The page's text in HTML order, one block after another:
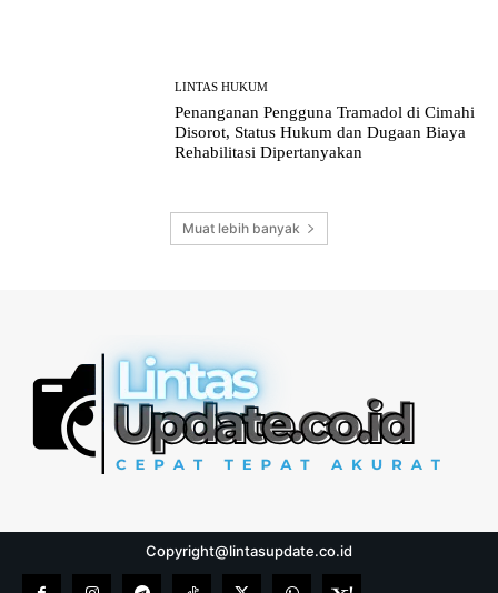
LINTAS HUKUM
Penanganan Pengguna Tramadol di Cimahi
Disorot, Status Hukum dan Dugaan Biaya
Rehabilitasi Dipertanyakan
Muat lebih banyak
Copyright@lintasupdate.co.id